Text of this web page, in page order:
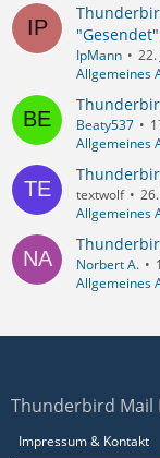
IpMann
22.
Allgemeines
Beaty537
Allgemeines
textwolf
Allgemeines
Norbert A.
Allgemeines
Thunderbird Mail
Impressum & Kontakt